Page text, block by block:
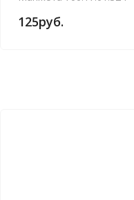
125руб.